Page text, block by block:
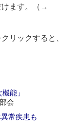
けます。（→
リックすると、
能」
会
常疾患も